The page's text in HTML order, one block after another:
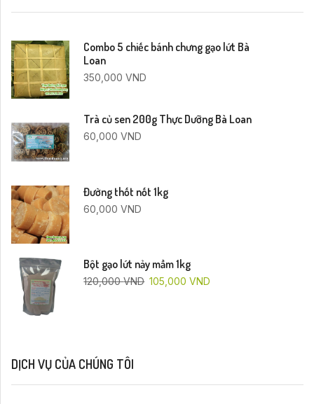
Combo 5 chiếc bánh chưng gạo lứt Bà
Loan
350,000VND
Trà củ sen 200g Thực Dưỡng Bà Loan
60,000VND
Đường thốt nốt 1kg
60,000VND
Bột gạo lứt nảy mầm 1kg
120,000VND 105,000VND
DỊCH VỤ CỦA CHÚNG TÔI